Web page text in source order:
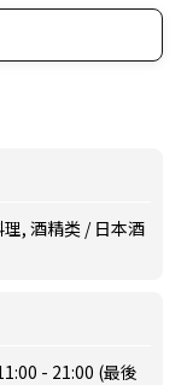
, 酒精类 / 日本酒
- 21:00 (最後